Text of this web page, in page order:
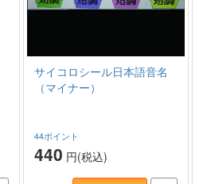
サイコロシール日本語音名
（マイナー）
44ポイント
440 円(税込)